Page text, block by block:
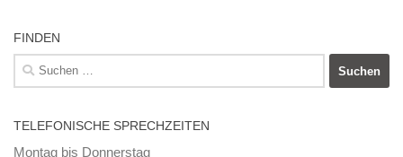
FINDEN
Suchen
nach:
TELEFONISCHE SPRECHZEITEN
Montag bis Donnerstag